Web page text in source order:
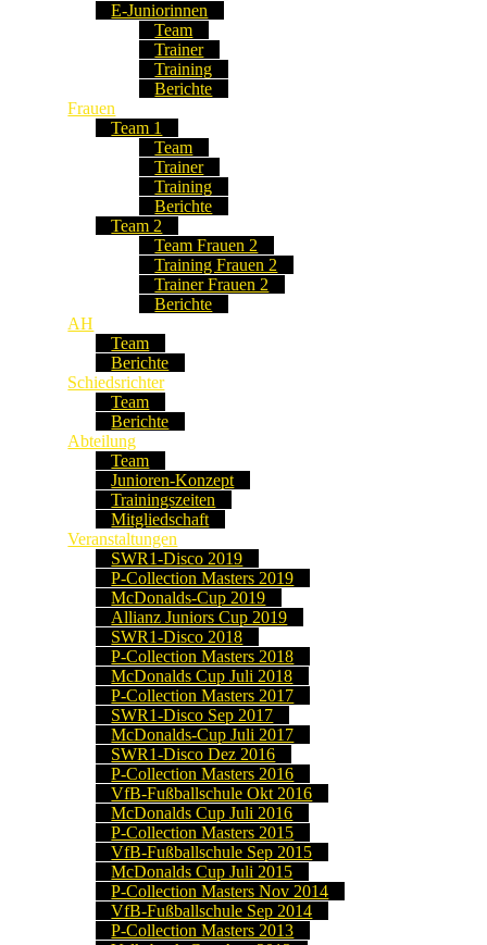
E-Juniorinnen
Team
Trainer
Training
Berichte
Frauen
Team 1
Team
Trainer
Training
Berichte
Team 2
Team Frauen 2
Training Frauen 2
Trainer Frauen 2
Berichte
AH
Team
Berichte
Schiedsrichter
Team
Berichte
Abteilung
Team
Junioren-Konzept
Trainingszeiten
Mitgliedschaft
Veranstaltungen
SWR1-Disco 2019
P-Collection Masters 2019
McDonalds-Cup 2019
Allianz Juniors Cup 2019
SWR1-Disco 2018
P-Collection Masters 2018
McDonalds Cup Juli 2018
P-Collection Masters 2017
SWR1-Disco Sep 2017
McDonalds-Cup Juli 2017
SWR1-Disco Dez 2016
P-Collection Masters 2016
VfB-Fußballschule Okt 2016
McDonalds Cup Juli 2016
P-Collection Masters 2015
VfB-Fußballschule Sep 2015
McDonalds Cup Juli 2015
P-Collection Masters Nov 2014
VfB-Fußballschule Sep 2014
P-Collection Masters 2013